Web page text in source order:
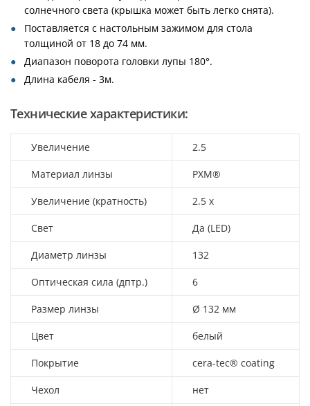
солнечного света (крышка может быть легко снята).
Поставляется с настольным зажимом для стола
толщиной от 18 до 74 мм.
Диапазон поворота головки лупы 180°.
Длина кабеля - 3м.
Технические характеристики:
Увеличение 2.5
Материал линзы PXM®
Увеличение (кратность) 2.5 х
Свет Да (LED)
Диаметр линзы 132
Оптическая сила (дптр.) 6
Размер линзы Ø 132 мм
Цвет белый
Покрытие cera-tec® coating
Чехол нет